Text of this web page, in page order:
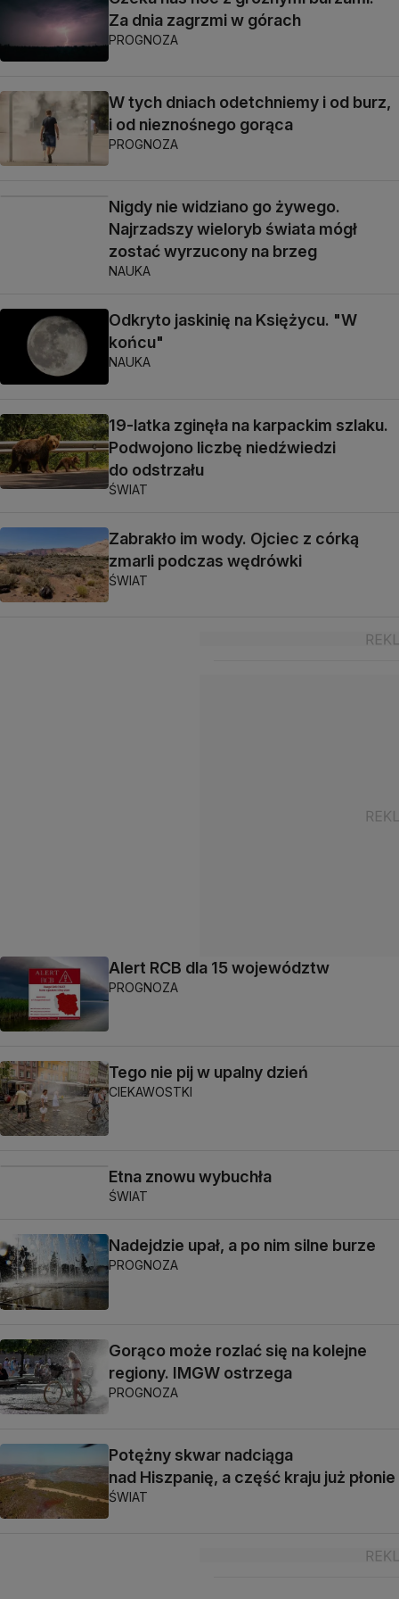
Za dnia zagrzmi w górach
PROGNOZA
W tych dniach odetchniemy i od burz,
i od nieznośnego gorąca
PROGNOZA
Nigdy nie widziano go żywego.
Najrzadszy wieloryb świata mógł
zostać wyrzucony na brzeg
NAUKA
Odkryto jaskinię na Księżycu. "W
końcu"
NAUKA
19-latka zginęła na karpackim szlaku.
Podwojono liczbę niedźwiedzi
do odstrzału
ŚWIAT
Zabrakło im wody. Ojciec z córką
zmarli podczas wędrówki
ŚWIAT
Alert RCB dla 15 województw
PROGNOZA
Tego nie pij w upalny dzień
CIEKAWOSTKI
Etna znowu wybuchła
ŚWIAT
Nadejdzie upał, a po nim silne burze
PROGNOZA
Gorąco może rozlać się na kolejne
regiony. IMGW ostrzega
PROGNOZA
Potężny skwar nadciąga
nad Hiszpanię, a część kraju już płonie
ŚWIAT